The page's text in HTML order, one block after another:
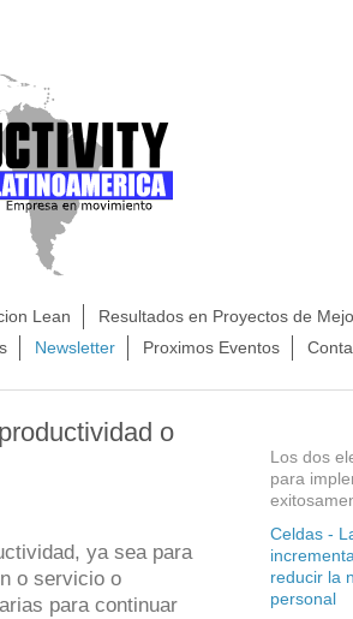
Lean
Resultados en Proyectos de
Newsletter Proximos Eventos
o
ya sea para
o servicio o
para continuar
Los dos
para
Celdas -
reducir la
personal